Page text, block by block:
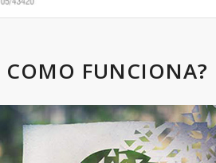
FUNCIONA?